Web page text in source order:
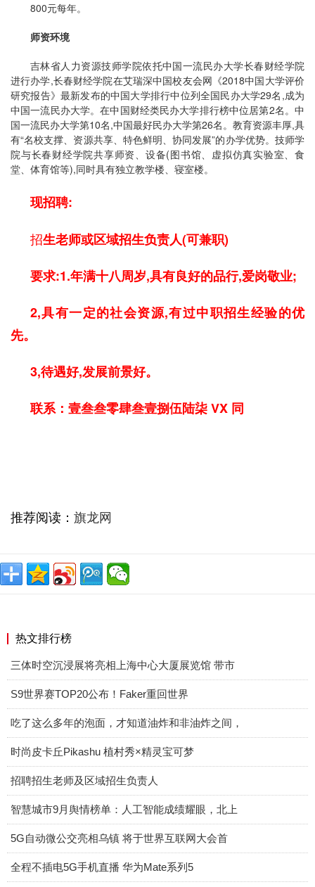
800元每年。
师资环境
吉林省人力资源技师学院依托中国一流民办大学长春财经学院
进行办学,长春财经学院在艾瑞深中国校友会网《2018中国大学评价
研究报告》最新发布的中国大学排行中位列全国民办大学29名,成为
中国一流民办大学。在中国财经类民办大学排行榜中位居第2名。中
国一流民办大学第10名,中国最好民办大学第26名。教育资源丰厚,具
有“名校支撑、资源共享、特色鲜明、协同发展”的办学优势。技师学
院与长春财经学院共享师资、设备(图书馆、虚拟仿真实验室、食
堂、体育馆等),同时具有独立教学楼、寝室楼。
现招聘:
招生老师或区域招生负责人(可兼职)
要求:1.年满十八周岁,具有良好的品行,爱岗敬业;
2,具有一定的社会资源,有过中职招生经验的优
先。
3,待遇好,发展前景好。
联系：壹叁叁零肆叁壹捌伍陆柒 VX 同
推荐阅读： 旗龙网
热文排行榜
三体时空沉浸展将亮相上海中心大厦展览馆 带市
S9世界赛TOP20公布！Faker重回世界
吃了这么多年的泡面，才知道油炸和非油炸之间，
时尚皮卡丘Pikashu 植村秀×精灵宝可梦
招聘招生老师及区域招生负责人
智慧城市9月舆情榜单：人工智能成绩耀眼，北上
5G自动微公交亮相乌镇 将于世界互联网大会首
全程不插电5G手机直播 华为Mate系列5